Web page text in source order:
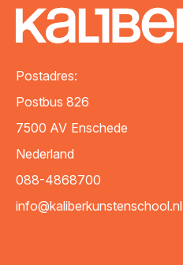
Postadres:
Postbus 826
7500 AV Enschede
Nederland
088-4868700
info@kaliberkunstenschool.nl